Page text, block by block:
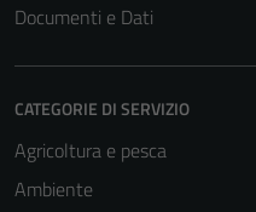
Documenti e Dati
CATEGORIE DI SERVIZIO
Agricoltura e pesca
Ambiente